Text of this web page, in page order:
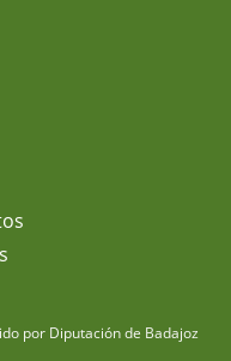
por Diputación de Badajoz